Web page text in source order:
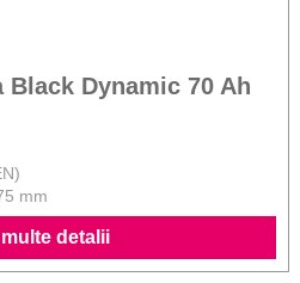
Black Dynamic 70 Ah
mm
detalii